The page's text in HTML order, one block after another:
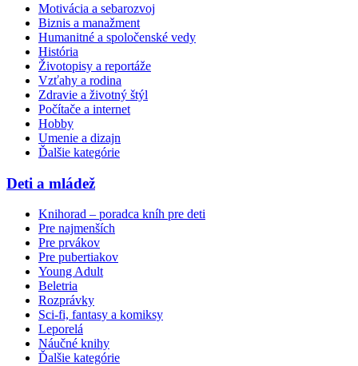
Motivácia a sebarozvoj
Biznis a manažment
Humanitné a spoločenské vedy
História
Životopisy a reportáže
Vzťahy a rodina
Zdravie a životný štýl
Počítače a internet
Hobby
Umenie a dizajn
Ďalšie kategórie
Deti a mládež
Knihorad – poradca kníh pre deti
Pre najmenších
Pre prvákov
Pre pubertiakov
Young Adult
Beletria
Rozprávky
Sci-fi, fantasy a komiksy
Leporelá
Náučné knihy
Ďalšie kategórie